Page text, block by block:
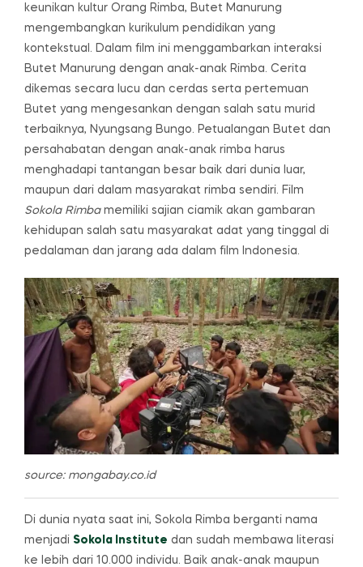
keunikan kultur Orang Rimba, Butet Manurung
mengembangkan kurikulum pendidikan yang
kontekstual. Dalam film ini menggambarkan interaksi
Butet Manurung dengan anak-anak Rimba. Cerita
dikemas secara lucu dan cerdas serta pertemuan
Butet yang mengesankan dengan salah satu murid
terbaiknya, Nyungsang Bungo. Petualangan Butet dan
persahabatan dengan anak-anak rimba harus
menghadapi tantangan besar baik dari dunia luar,
maupun dari dalam masyarakat rimba sendiri. Film
Sokola Rimbamemiliki sajian ciamik akan gambaran
kehidupan salah satu masyarakat adat yang tinggal di
pedalaman dan jarang ada dalam film Indonesia.
source: mongabay.co.id
Di dunia nyata saat ini, Sokola Rimba berganti nama
menjadi Sokola Institute dan sudah membawa literasi
ke lebih dari 10.000 individu. Baik anak-anak maupun